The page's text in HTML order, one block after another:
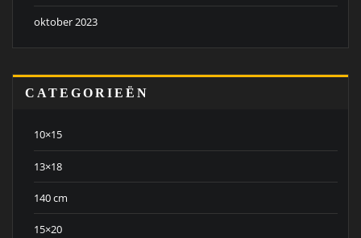
oktober 2023
CATEGORIEËN
10×15
13×18
140 cm
15×20